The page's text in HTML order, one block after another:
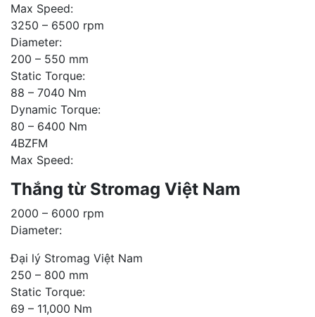
Max Speed:
3250 – 6500 rpm
Diameter:
200 – 550 mm
Static Torque:
88 – 7040 Nm
Dynamic Torque:
80 – 6400 Nm
4BZFM
Max Speed:
Thắng từ Stromag Việt Nam
2000 – 6000 rpm
Diameter:
Đại lý Stromag Việt Nam
250 – 800 mm
Static Torque:
69 – 11,000 Nm